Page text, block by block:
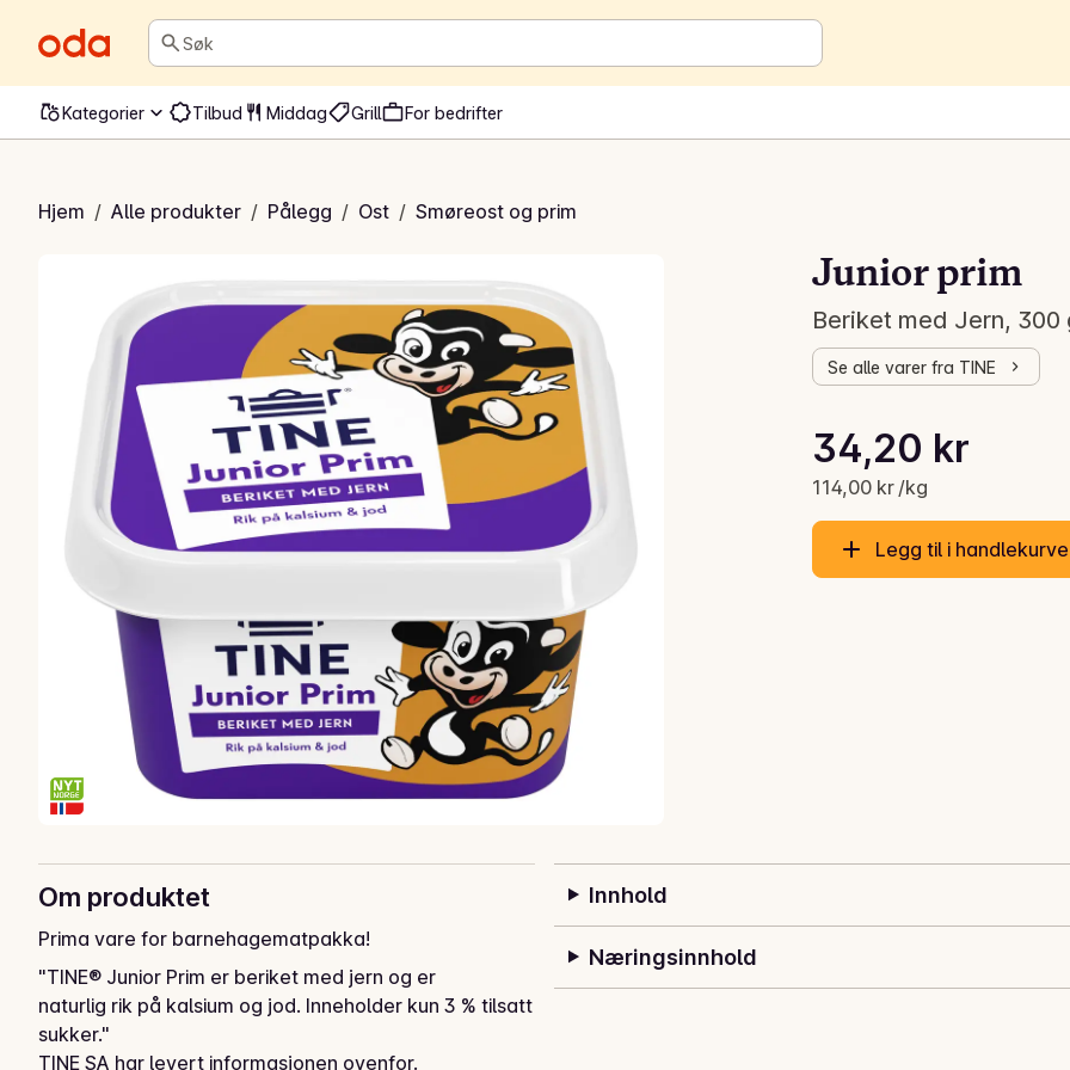
Søk
Kategorier Tilbud Middag Grill For bedrifter
Hjem / Alle produkter / Pålegg / Ost / Smøreost og prim
prim
Junior prim
Beriket med Jern, 300
Se alle varer fra TINE
Gjeldende pris er: 34,20 kr
34,20 kr
114,00 kr /kg
Stykkpris: 114,00 kr /kg
Legg til i
Om produktet
Prima vare for barnehagematpakka!
"TINE® Junior Prim er beriket med jern og er
naturlig rik på kalsium og jod. Inneholder kun 3 % tilsatt
sukker."
TINE SA har levert informasjonen ovenfor.
Innhold
Næringsinnhold